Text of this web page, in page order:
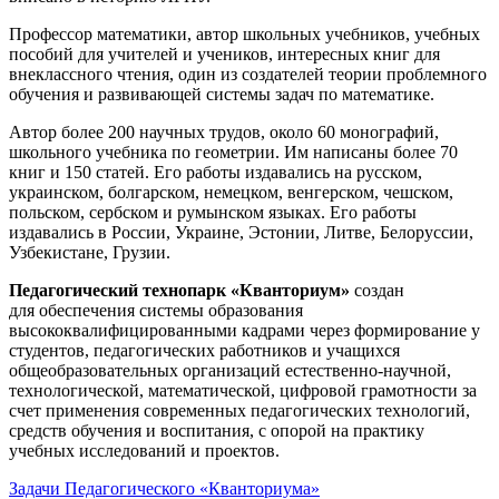
Профессор математики, автор школьных учебников, учебных
пособий для учителей и учеников, интересных книг для
внеклассного чтения, один из создателей теории проблемного
обучения и развивающей системы задач по математике.
Автор более 200 научных трудов, около 60 монографий,
школьного учебника по геометрии. Им написаны более 70
книг и 150 статей. Его работы издавались на русском,
украинском, болгарском, немецком, венгерском, чешском,
польском, сербском и румынском языках. Его работы
издавались в России, Украине, Эстонии, Литве, Белоруссии,
Узбекистане, Грузии.
Педагогический технопарк «Кванториум» создан
для обеспечения системы образования
высококвалифицированными кадрами через формирование у
студентов, педагогических работников и учащихся
общеобразовательных организаций естественно-научной,
технологической, математической, цифровой грамотности за
счет применения современных педагогических технологий,
средств обучения и воспитания, с опорой на практику
учебных исследований и проектов.
Задачи Педагогического «Кванториума»